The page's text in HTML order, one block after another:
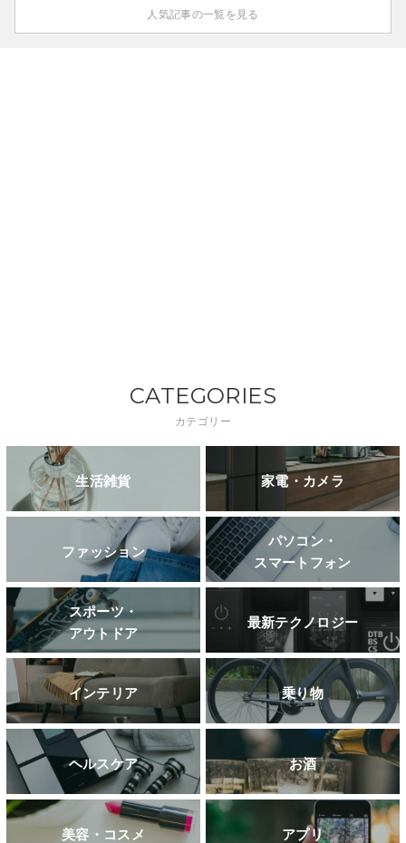
人気記事の一覧を見る
CATEGORIES
カテゴリー
生活雑貨 家電・カメラ
ファッション
パソコン・
スマートフォン
スポーツ・
アウトドア
最新テクノロジー
インテリア 乗り物
ヘルスケア お酒
美容・コスメ アプリ